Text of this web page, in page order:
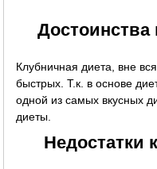
Клубничная диета, вне
быстрых. Т.к. в основе
одной из самых вкусных
диеты.
Недостатки